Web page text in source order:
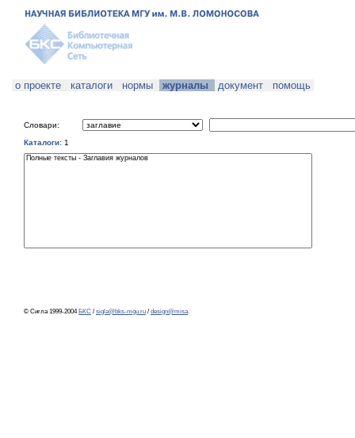
о проекте каталоги нормы журналы документ помощь
Словари:
Каталоги: 1
© Сигла 1999-2004 БКС / sigla@bks-mgu.ru / design@misa.